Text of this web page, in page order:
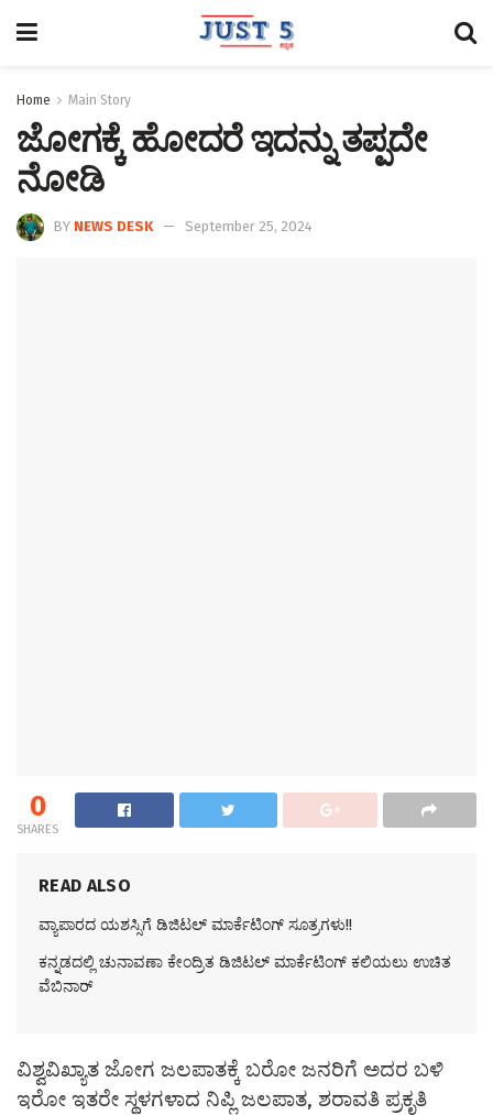
Home Main Story
ಜೋಗಕ್ಕೆ ಹೋದರೆ ಇದನ್ನು ತಪ್ಪದೇ
ನೋಡಿ
BY NEWS DESK September 25, 2024
0
SHARES
READ ALSO
ವ್ಯಾಪಾರದ ಯಶಸ್ಸಿಗೆ ಡಿಜಿಟಲ್ ಮಾರ್ಕೆಟಿಂಗ್ ಸೂತ್ರಗಳು!!
ಕನ್ನಡದಲ್ಲಿ ಚುನಾವಣಾ ಕೇಂದ್ರಿತ ಡಿಜಿಟಲ್ ಮಾರ್ಕೆಟಿಂಗ್ ಕಲಿಯಲು ಉಚಿತ
ವೆಬಿನಾರ್
ವಿಶ್ವವಿಖ್ಯಾತ ಜೋಗ ಜಲಪಾತಕ್ಕೆ ಬರೋ ಜನರಿಗೆ ಅದರ ಬಳಿ
ಇರೋ ಇತರೇ ಸ್ಥಳಗಳಾದ ನಿಪ್ಲಿ ಜಲಪಾತ, ಶರಾವತಿ ಪ್ರಕೃತಿ